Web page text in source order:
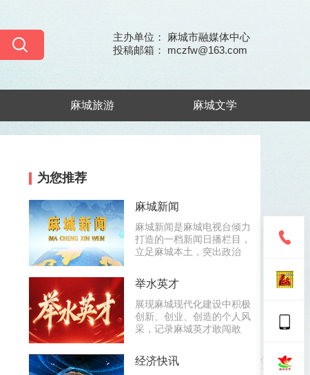
主办单位： 麻城市融媒体中心
投稿邮箱： mczfw@163.com
麻城旅游 麻城文学
为您推荐
麻城新闻
麻城新闻是麻城电视台倾力
打造的一档新闻日播栏目，
立足麻城本土，突出政治
举水英才
展现麻城现代化建设中积极
创新、创业、创造的个人风
采，记录麻城英才敢闯敢
经济快讯